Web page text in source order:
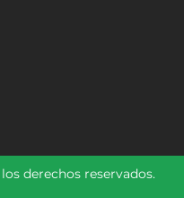
derechos reservados.